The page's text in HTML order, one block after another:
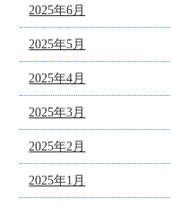
2025年6月
2025年5月
2025年4月
2025年3月
2025年2月
2025年1月